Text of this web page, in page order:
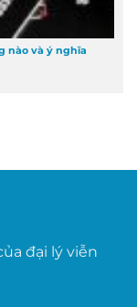
nào và ý nghĩa
đại lý viễn